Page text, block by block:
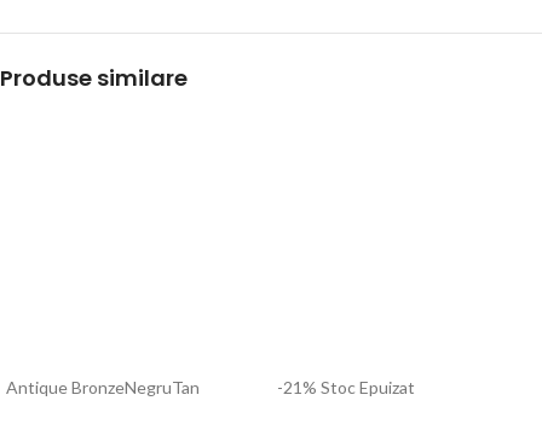
Produse similare
Antique BronzeNegruTan -21% Stoc Epuizat